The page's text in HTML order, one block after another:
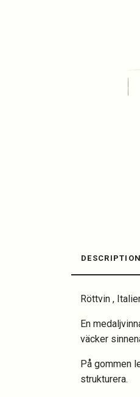
DESCRIPTION
Röttvin ,
En
väcker
På gommen
strukturera.